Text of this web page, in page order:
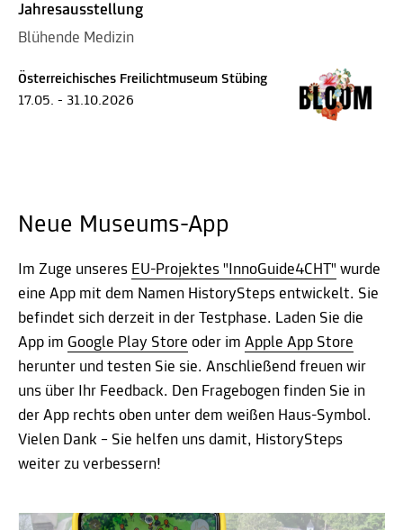
Jahresausstellung
Blühende Medizin
Österreichisches Freilichtmuseum Stübing
17.05. - 31.10.2026
Neue Museums-App
Im Zuge unseres EU-Projektes "InnoGuide4CHT" wurde
eine App mit dem Namen HistorySteps entwickelt. Sie
befindet sich derzeit in der Testphase. Laden Sie die
App im Google Play Store oder im Apple App Store
herunter und testen Sie sie. Anschließend freuen wir
uns über Ihr Feedback. Den Fragebogen finden Sie in
der App rechts oben unter dem weißen Haus-Symbol.
Vielen Dank – Sie helfen uns damit, HistorySteps
weiter zu verbessern!